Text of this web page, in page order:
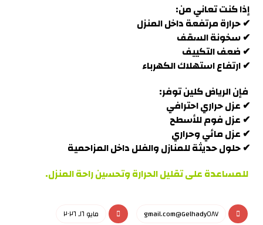
إذا كنت تعاني من:
✔ حرارة مرتفعة داخل المنزل
✔ سخونة السقف
✔ ضعف التكييف
✔ ارتفاع استهلاك الكهرباء
فإن الرياض كلين توفر:
✔ عزل حراري احترافي
✔ عزل فوم للأسطح
✔ عزل مائي وحراري
✔ حلول حديثة للمنازل والفلل داخلالمزاحمية
للمساعدة على تقليل الحرارة وتحسين راحة المنزل.
Gelhady٥٨٧@gmail.com
مايو ١٦, ٢٠٢٦